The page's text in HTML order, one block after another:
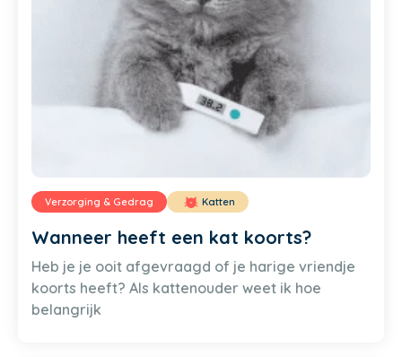
Verzorging & Gedrag Katten
Wanneer heeft een kat koorts?
Heb je je ooit afgevraagd of je harige vriendje
koorts heeft? Als kattenouder weet ik hoe
belangrijk